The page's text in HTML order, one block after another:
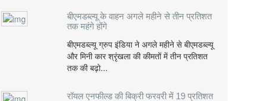
बीएमडब्ल्यू के वाहन अगले महीने से तीन प्रतिशत
तक महंगे होंगे
बीएमडब्ल्यू ग्रुप इंडिया ने अगले महीने से बीएमडब्ल्यू
और मिनी कार श्रृंखला की कीमतों में तीन प्रतिशत
तक की बढ़ो...
रॉयल एनफील्ड की बिक्री फरवरी में 19 प्रतिशत